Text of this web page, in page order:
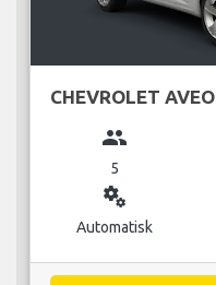
CHEVROLET AVEO
group
5
miscellaneous_services
Automatisk